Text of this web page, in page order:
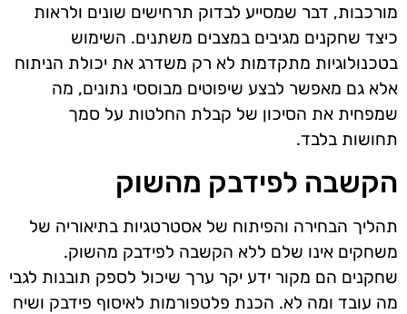
מורכבות, דבר שמסייע לבדוק תרחישים שונים ולראות
כיצד שחקנים מגיבים במצבים משתנים. השימוש
בטכנולוגיות מתקדמות לא רק משדרג את יכולת הניתוח
אלא גם מאפשר לבצע שיפוטים מבוססי נתונים, מה
שמפחית את הסיכון של קבלת החלטות על סמך
תחושות בלבד.
הקשבה לפידבק מהשוק
תהליך הבחירה והפיתוח של אסטרטגיות בתיאוריה של
משחקים אינו שלם ללא הקשבה לפידבק מהשוק.
שחקנים הם מקור ידע יקר ערך שיכול לספק תובנות לגבי
מה עובד ומה לא. הכנת פלטפורמות לאיסוף פידבק ושיח